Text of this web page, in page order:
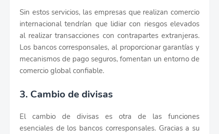
Sin estos servicios, las empresas que realizan comercio
internacional tendrían que lidiar con riesgos elevados
al realizar transacciones con contrapartes extranjeras.
Los bancos corresponsales, al proporcionar garantías y
mecanismos de pago seguros, fomentan un entorno de
comercio global confiable.
3. Cambio de divisas
El cambio de divisas es otra de las funciones
esenciales de los bancos corresponsales. Gracias a su